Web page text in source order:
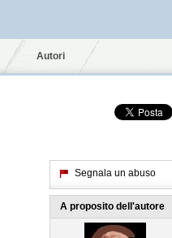
Autori
Segnala un abuso
A proposito dell'autore